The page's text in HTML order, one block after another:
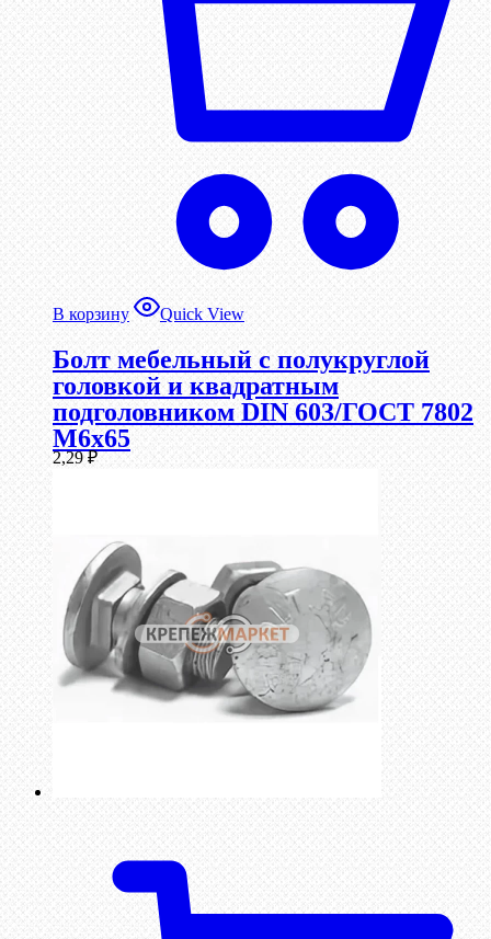
В корзину Quick View
Болт мебельный с полукруглой
головкой и квадратным
подголовником DIN 603/ГОСТ 7802
М6х65
2,29₽